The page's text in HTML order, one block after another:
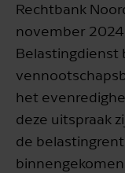
Rechtbank
november
Belastingdienst
het
deze uitspraak
de